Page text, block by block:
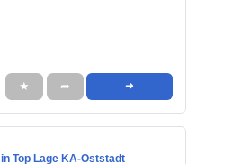
★ ➦ ➜
Top Lage KA-Oststadt